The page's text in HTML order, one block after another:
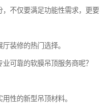
不仅要满足功能性需求，更要
装修的热门选择。
可靠的软膜吊顶服务商呢？
性的新型吊顶材料。